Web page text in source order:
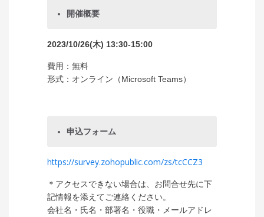
開催概要
2023/10/26(木) 13:30-15:00
費用：無料
形式：オンライン（Microsoft Teams）
申込フォーム
https://survey.zohopublic.com/zs/tcCCZ3
＊アクセスできない場合は、お問合せ先に下
記情報を添えてご連絡ください。
会社名・氏名・部署名・役職・メールアドレ